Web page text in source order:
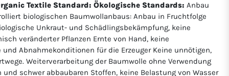
Textile Standard: Ökologische Standards: Anbau
biologischen Baumwollanbaus: Anbau in Fruchtfolge
Unkraut- und Schädlingsbekämpfung, keine
veränderter Pflanzen Ernte von Hand, keine
Abnahmekonditionen für die Erzeuger Keine unnötigen,
Weiterverarbeitung der Baumwolle ohne Verwendung
schwer abbaubaren Stoffen, keine Belastung von Wasser